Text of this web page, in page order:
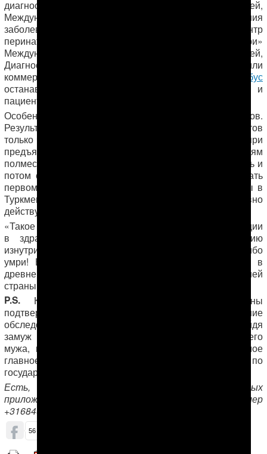
диагностики и лечения внутренних болезней,
Международный центр диагностики и лечения
заболеваний головы и шеи, Международный центр
перинатологии и гинекологии «Эне Мяхри»
Международный центр лечения глазных болезней,
Диагностический центр) нет ни одного кафе или
коммерческого магазина. Даже
городской автобус
останавливается за километр от медучреждений, и
пациентам приходится идти пешком.
Особенно тяжело приходится пациентам из велаятов.
Результат того же анализа на гепатит C будет готов
только через 15 дней, и он выдается пациенту лично при
предъявлении паспорта. Это значит, что людям
полмесяца нужно где-то жить в Ашхабаде либо уезжать и
потом опять возвращаться за результатом. В двадцать
первом веке суперсовременные медицинские центры в
Туркменистане не знают о том, что в мире давно
действуют онлайн кабинеты пациентов.
«Такое впечатление, что власти, зная обо всей ситуации
в здравоохранении, специально подрывают нацию
изнутри, создают такие условия, когда либо плати, либо
умри! В Туркменистане выживает сильнейший, как в
древнем Риме, и это при том, что президент нашей
страны – врач!» — говорит Марал.
P.S. К сожалению, диагноз молодой женщины
подтвердился. У нее гепатит C. Дальнейшие
обследования она решила проходить в Турции. Выйдя
замуж за турка, Марал пользуется страховкой своего
мужа, которая покрывает все эти расходы, но самое
главное – в Турции она получит качественное лечение по
государственной программе.
Есть, что сказать? Пишите нам в защищенных
приложениях Signal и Telegram, добавив номер
+31684654547
56